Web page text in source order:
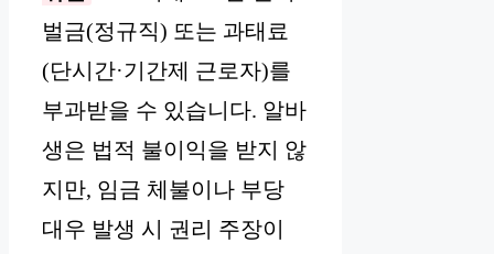
벌금(정규직) 또는 과태료
(단시간·기간제 근로자)를
부과받을 수 있습니다. 알바
생은 법적 불이익을 받지 않
지만, 임금 체불이나 부당
대우 발생 시 권리 주장이